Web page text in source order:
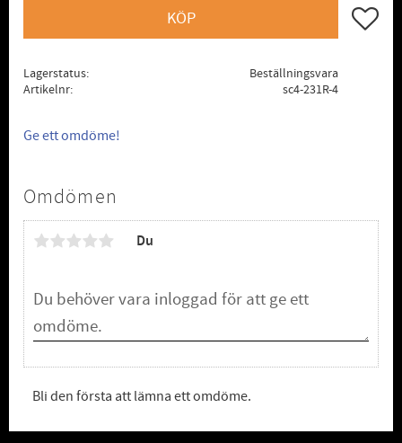
KÖP Lägg
Lagerstatus
Beställningsvara
Artikelnr
sc4-231R-4
Ge ett omdöme!
Omdömen
Du
Bli den första att lämna ett omdöme.